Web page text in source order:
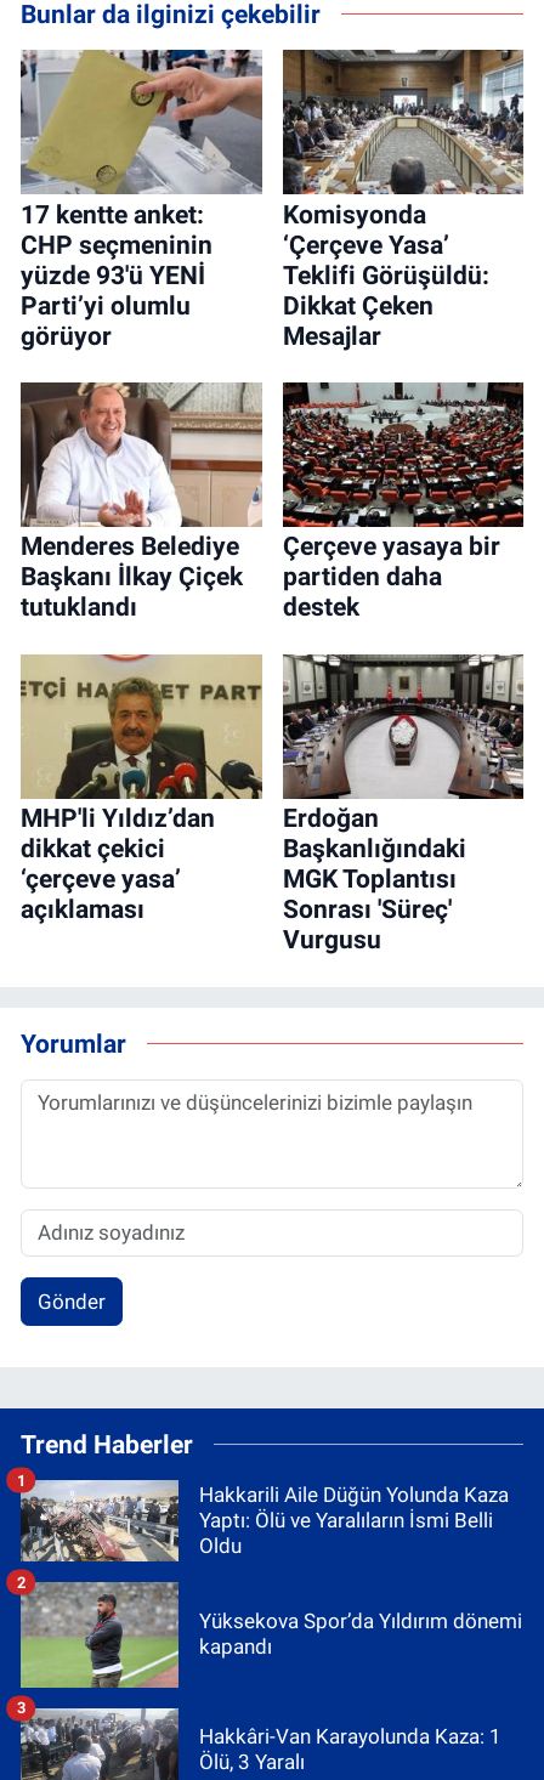
Bunlar da ilginizi çekebilir
17 kentte anket:
CHP seçmeninin
yüzde 93'ü YENİ
Parti’yi olumlu
görüyor
Komisyonda
‘Çerçeve Yasa’
Teklifi Görüşüldü:
Dikkat Çeken
Mesajlar
Menderes Belediye
Başkanı İlkay Çiçek
tutuklandı
Çerçeve yasaya bir
partiden daha
destek
MHP'li Yıldız’dan
dikkat çekici
‘çerçeve yasa’
açıklaması
Erdoğan
Başkanlığındaki
MGK Toplantısı
Sonrası 'Süreç'
Vurgusu
Yorumlar
Gönder
Trend Haberler
Hakkarili Aile Düğün Yolunda Kaza
Yaptı: Ölü ve Yaralıların İsmi Belli
Oldu
1
Yüksekova Spor’da Yıldırım dönemi
kapandı
2
Hakkâri-Van Karayolunda Kaza: 1
Ölü, 3 Yaralı
3